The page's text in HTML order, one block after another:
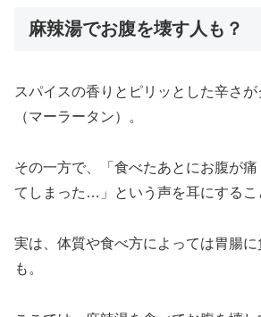
麻辣湯でお腹を壊す人も？
スパイスの香りとピリッとした辛さ
（マーラータン）。
その一方で、「食べたあとにお腹が
てしまった…」という声を耳にするこ
実は、体質や食べ方によっては胃腸に
も。